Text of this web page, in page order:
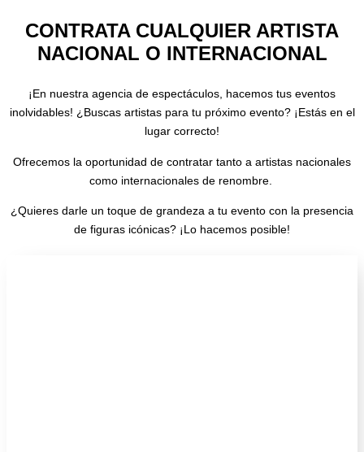
CONTRATA CUALQUIER ARTISTA
NACIONAL O INTERNACIONAL
¡En nuestra agencia de espectáculos, hacemos tus eventos
inolvidables! ¿Buscas artistas para tu próximo evento? ¡Estás en el
lugar correcto!
Ofrecemos la oportunidad de contratar tanto a artistas nacionales
como internacionales de renombre.
¿Quieres darle un toque de grandeza a tu evento con la presencia
de figuras icónicas? ¡Lo hacemos posible!